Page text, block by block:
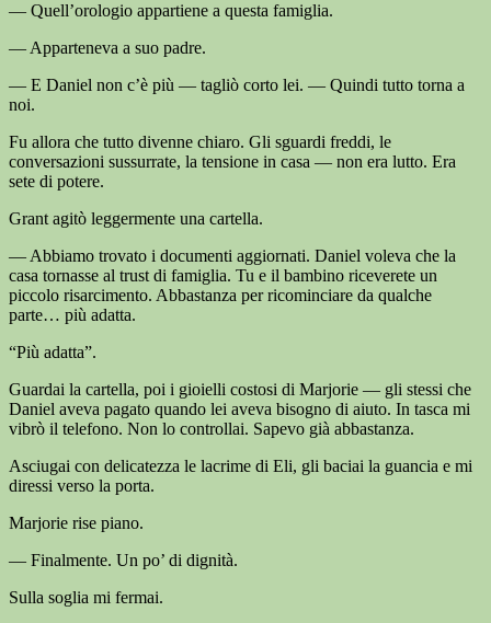
— Quell’orologio appartiene a questa famiglia.
— Apparteneva a suo padre.
— E Daniel non c’è più — tagliò corto lei. — Quindi tutto torna a
noi.
Fu allora che tutto divenne chiaro. Gli sguardi freddi, le
conversazioni sussurrate, la tensione in casa — non era lutto. Era
sete di potere.
Grant agitò leggermente una cartella.
— Abbiamo trovato i documenti aggiornati. Daniel voleva che la
casa tornasse al trust di famiglia. Tu e il bambino riceverete un
piccolo risarcimento. Abbastanza per ricominciare da qualche
parte… più adatta.
“Più adatta”.
Guardai la cartella, poi i gioielli costosi di Marjorie — gli stessi che
Daniel aveva pagato quando lei aveva bisogno di aiuto. In tasca mi
vibrò il telefono. Non lo controllai. Sapevo già abbastanza.
Asciugai con delicatezza le lacrime di Eli, gli baciai la guancia e mi
diressi verso la porta.
Marjorie rise piano.
— Finalmente. Un po’ di dignità.
Sulla soglia mi fermai.